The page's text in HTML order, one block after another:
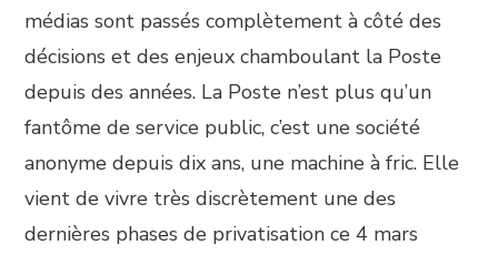
médias sont passés complètement à côté des
décisions et des enjeux chamboulant la Poste
depuis des années. La Poste n’est plus qu’un
fantôme de service public, c’est une société
anonyme depuis dix ans, une machine à fric. Elle
vient de vivre très discrètement une des
dernières phases de privatisation ce 4 mars